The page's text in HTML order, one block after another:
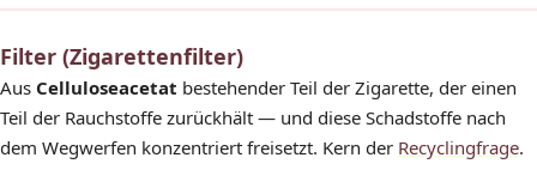
Filter (Zigarettenfilter)
Aus Celluloseacetat bestehender Teil der Zigarette, der einen
Teil der Rauchstoffe zurückhält — und diese Schadstoffe nach
dem Wegwerfen konzentriert freisetzt. Kern der Recyclingfrage.